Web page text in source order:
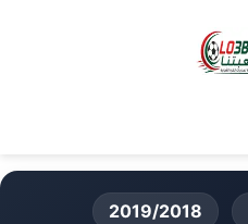
2019/2018